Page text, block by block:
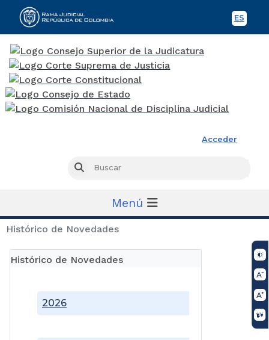
ES
Acceder
Buscar
Menú
Histórico de Novedades
Histórico de Novedades
2026